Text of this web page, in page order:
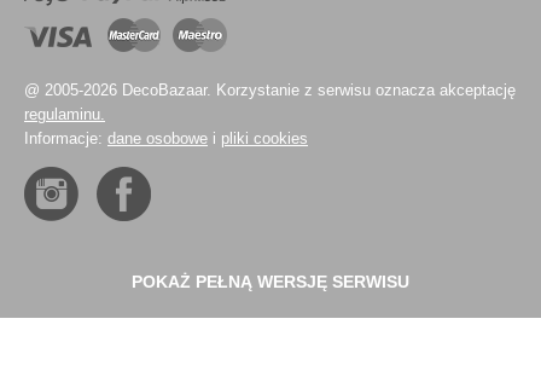
@ 2005-2026 DecoBazaar. Korzystanie z serwisu oznacza akceptację
regulaminu.
Informacje: dane osobowe i pliki cookies
POKAŻ PEŁNĄ WERSJĘ SERWISU